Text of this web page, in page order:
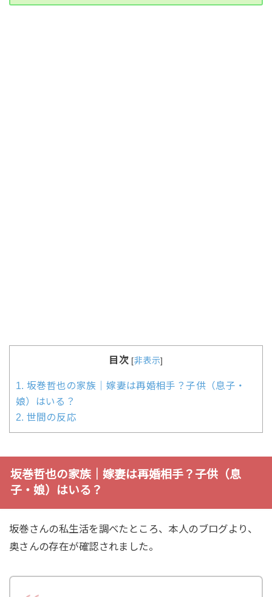
目次 [非表示]
1. 坂巻哲也の家族｜嫁妻は再婚相手？子供（息子・
娘）はいる？
2. 世間の反応
坂巻哲也の家族｜嫁妻は再婚相手？子供（息
子・娘）はいる？
坂巻さんの私生活を調べたところ、本人のブログより、
奥さんの存在が確認されました。